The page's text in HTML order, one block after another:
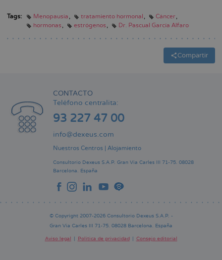
Tags: Menopausia tratamiento hormonal
Cáncer
hormonas
estrógenos Dr. Pascual García Alfaro
Compartir
CONTACTO
Teléfono centralita:
93 227 47 00
info@dexeus.com
Nuestros Centros Alojamiento
Consultorio Dexeus S.A.P. Gran Via Carles III 71-75. 08028
Barcelona. España
© Copyright 2007-2026 Consultorio Dexeus S.A.P. -
Gran Via Carles III 71-75. 08028 Barcelona. España
Aviso legal Política de privacidad Consejo editorial